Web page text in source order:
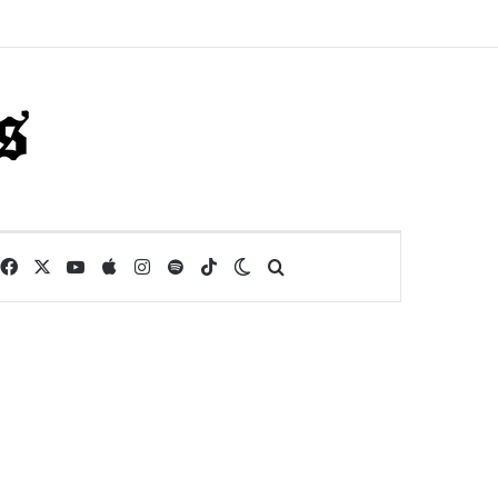
FacebookYouTube
AppleInstagram
SpotifyTikTokSwitch skin